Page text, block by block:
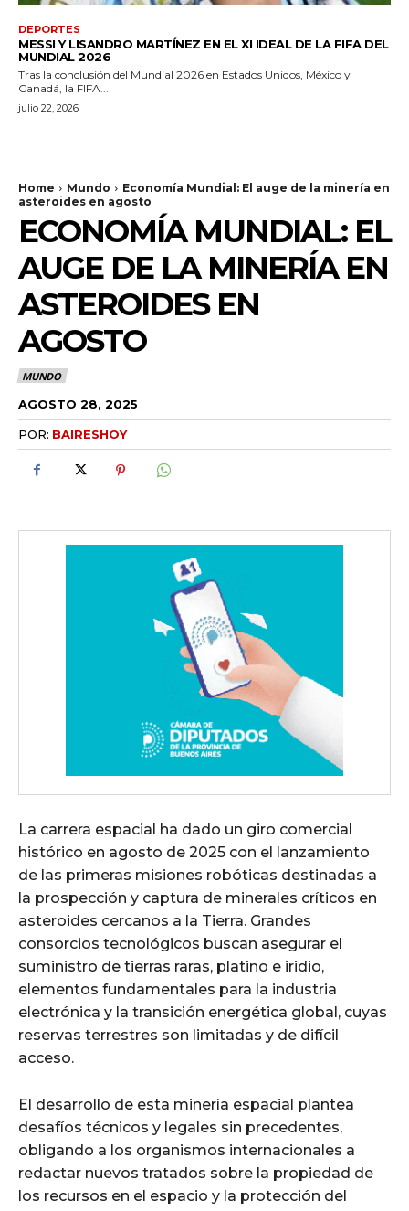
DEPORTES
MESSI Y LISANDRO MARTÍNEZ EN EL XI IDEAL DE LA FIFA DEL
MUNDIAL 2026
Tras la conclusión del Mundial 2026 en Estados Unidos, México y
Canadá, la FIFA...
julio 22, 2026